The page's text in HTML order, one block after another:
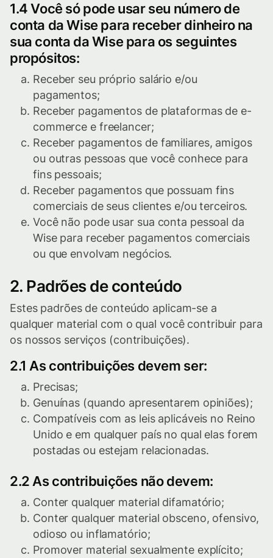
1.4 Você só pode usar seu número de
conta da Wise para receber dinheiro na
sua conta da Wise para os seguintes
propósitos:
Receber seu próprio salário e/ou
pagamentos;
Receber pagamentos de plataformas de e-
commerce e freelancer;
Receber pagamentos de familiares, amigos
ou outras pessoas que você conhece para
fins pessoais;
Receber pagamentos que possuam fins
comerciais de seus clientes e/ou terceiros.
Você não pode usar sua conta pessoal da
Wise para receber pagamentos comerciais
ou que envolvam negócios.
2. Padrões de conteúdo
Estes padrões de conteúdo aplicam-se a
qualquer material com o qual você contribuir para
os nossos serviços (contribuições).
2.1 As contribuições devem ser:
Precisas;
Genuínas (quando apresentarem opiniões);
Compatíveis com as leis aplicáveis no Reino
Unido e em qualquer país no qual elas forem
postadas ou estejam relacionadas.
2.2 As contribuições não devem:
Conter qualquer material difamatório;
Conter qualquer material obsceno, ofensivo,
odioso ou inflamatório;
Promover material sexualmente explícito;